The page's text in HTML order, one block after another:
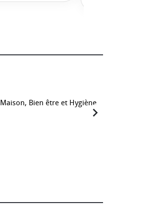
Maison, Bien être et Hygiène
navigate_next